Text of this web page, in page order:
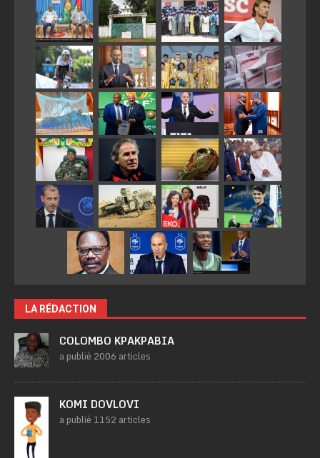
LA RÉDACTION
COLOMBO KPAKPABIA
a publié 2006 articles
KOMI DOVLOVI
a publié 1152 articles